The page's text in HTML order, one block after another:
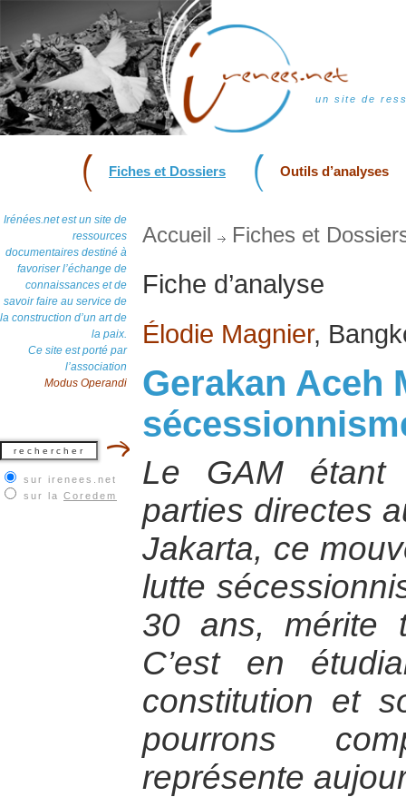
un site de
Fiches et Dossiers Outils d’analyses
Irénées.net est un site de
ressources
documentaires destiné à
favoriser l’échange de
connaissances et de
savoir faire au service de
la construction d’un art de
la paix.
Ce site est porté par
l’association
Modus Operandi
sur irenees.net
sur la Coredem
Accueil Fiches et
Fiche d’analyse
Élodie Magnier,
Gerakan Aceh
Le GAM étant
parties directes
Jakarta, ce
lutte
30 ans, mérite
C’est en
constitution et
pourrons
représente